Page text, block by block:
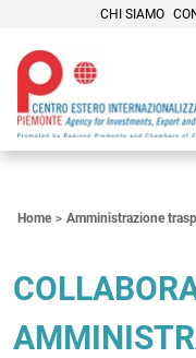
CHI SIAMO
Home Amministrazione